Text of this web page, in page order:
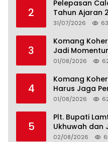
2
Pelepasan
Tahun Ajaran
Lamteng
31/07/2026
3
Komang
Jadi
Lampung
01/08/2026
4
Komang
Harus Jaga
Lampung
01/08/2026
5
Plt. Bupati
Ukhuwah dan
02/08/2026